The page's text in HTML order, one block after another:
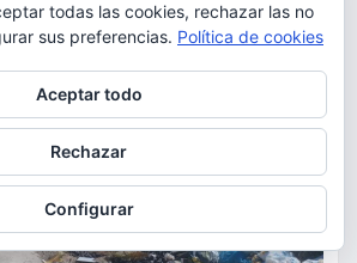
todas las cookies, rechazar las no
sus preferencias. Política de cookies
Aceptar todo
Rechazar
Configurar
incluido cómo gestionar las cookies,